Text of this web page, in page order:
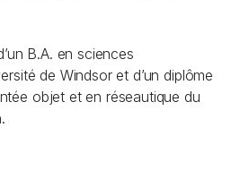
B.A. en sciences
de Windsor et d’un diplôme
objet et en réseautique du